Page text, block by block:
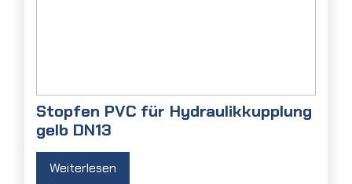
Stopfen PVC für Hydraulikkupplung
gelb DN13
Weiterlesen